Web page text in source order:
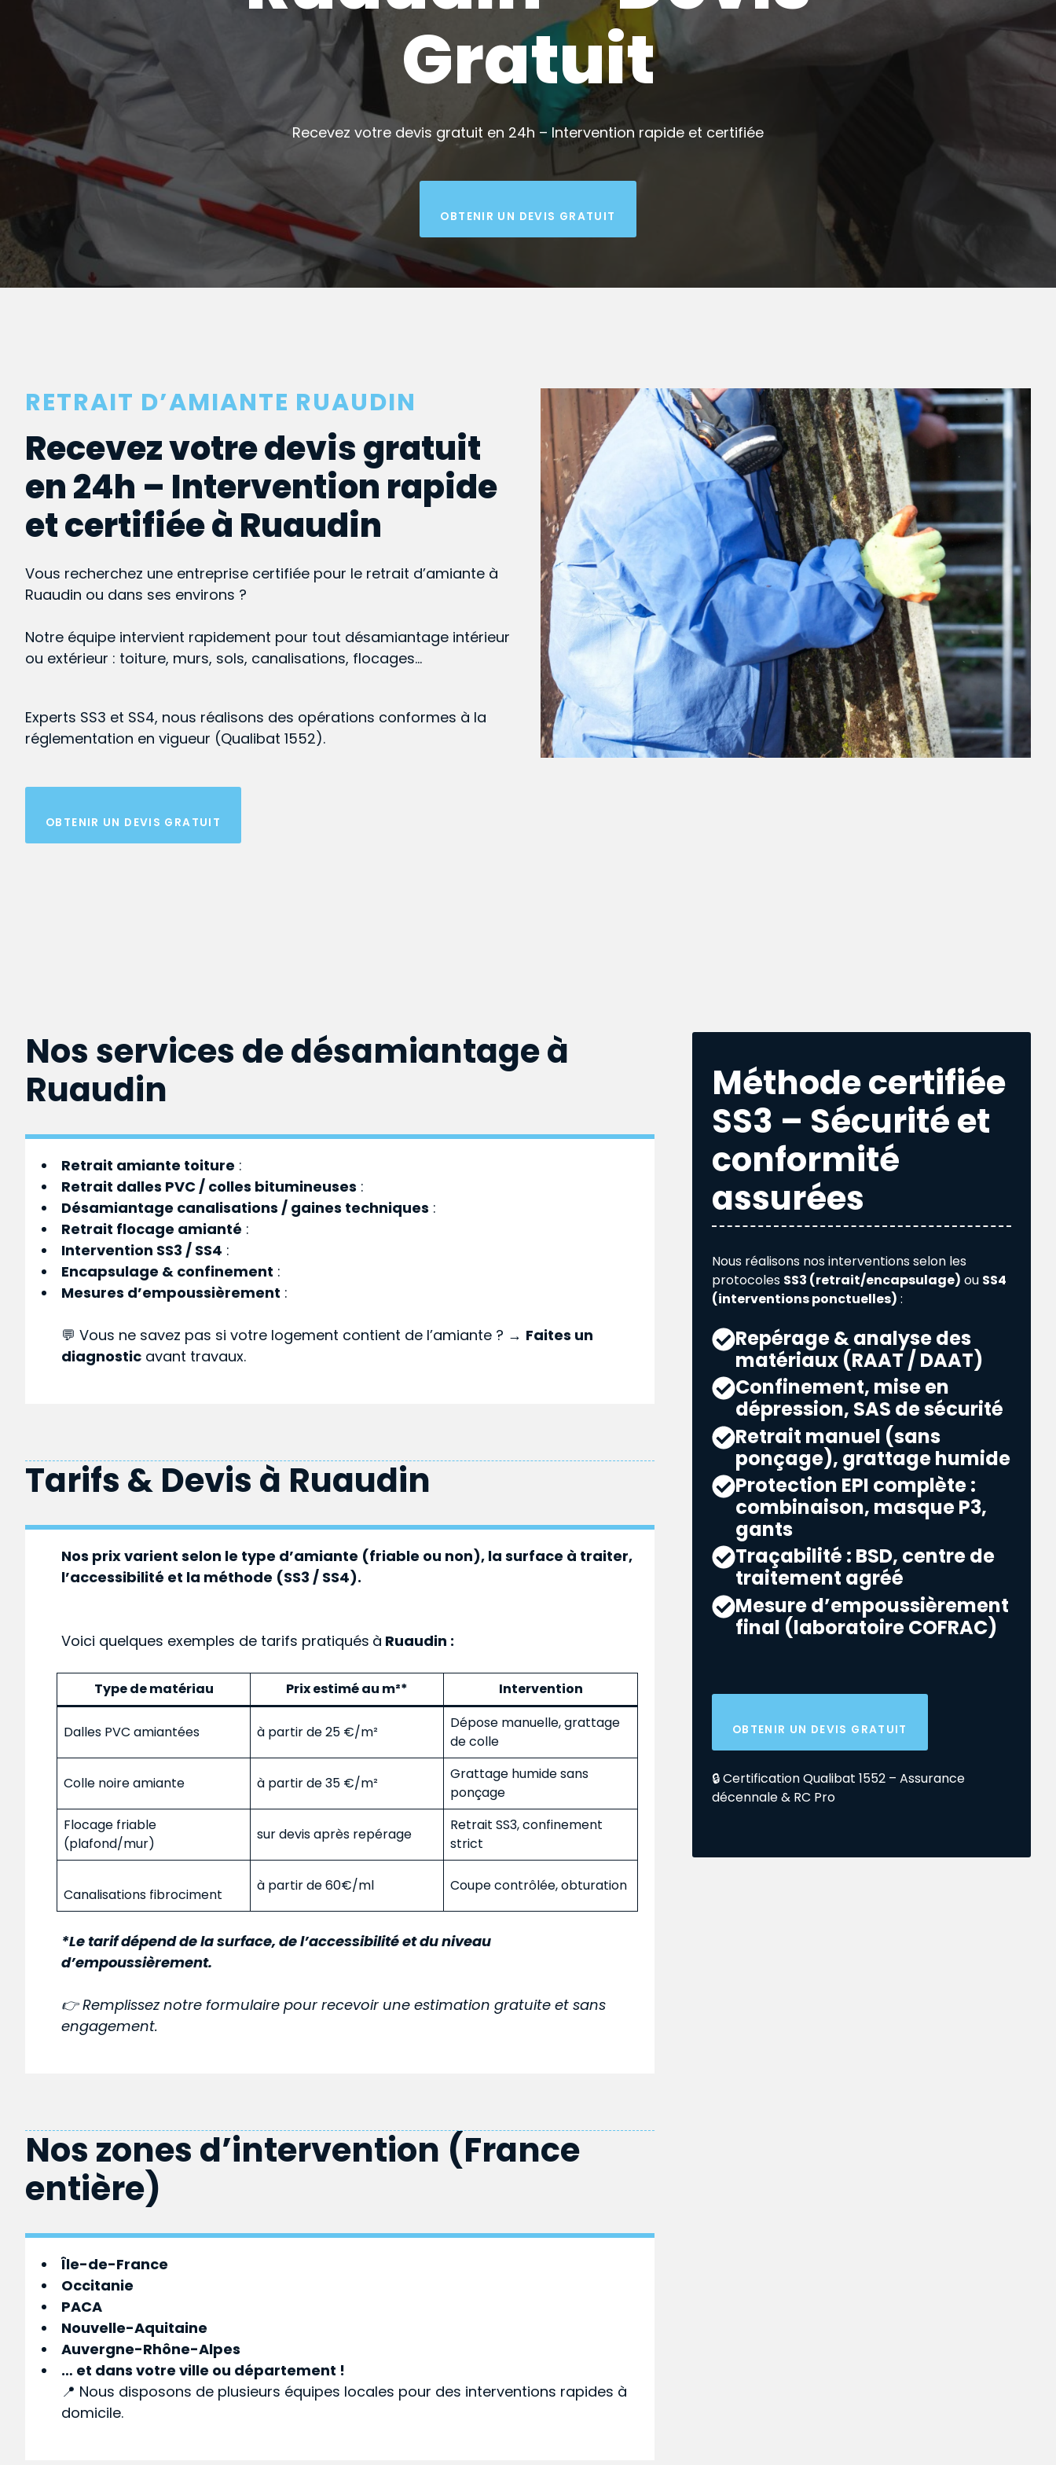
Gratuit
Recevez votre devis gratuit en 24h – Intervention rapide et certifiée
OBTENIR UN DEVIS GRATUIT
RETRAIT D’AMIANTE RUAUDIN
Recevez votre devis gratuit
en 24h – Intervention rapide
et certifiée à Ruaudin
Vous recherchez une entreprise certifiée pour le retrait d’amiante à
Ruaudin ou dans ses environs ?
Notre équipe intervient rapidement pour tout désamiantage intérieur
ou extérieur : toiture, murs, sols, canalisations, flocages…
Experts SS3 et SS4, nous réalisons des opérations conformes à la
réglementation en vigueur (Qualibat 1552).
OBTENIR UN DEVIS GRATUIT
Nos services de désamiantage à
Ruaudin
Retrait amiante toiture :
Retrait dalles PVC / colles bitumineuses :
Désamiantage canalisations / gaines techniques :
Retrait flocage amianté :
Intervention SS3 / SS4 :
Encapsulage & confinement :
Mesures d’empoussièrement :
💬 Vous ne savez pas si votre logement contient de l’amiante ? → Faites un
diagnostic avant travaux.
Tarifs & Devis à Ruaudin
Nos prix varient selon le type d’amiante (friable ou non), la surface à traiter,
l’accessibilité et la méthode (SS3 / SS4).
Voici quelques exemples de tarifs pratiqués à Ruaudin :
Type de matériau Prix estimé au m²* Intervention
Dalles PVC amiantées à partir de 25 €/m²
Dépose manuelle, grattage
de colle
Colle noire amiante à partir de 35 €/m²
Grattage humide sans
ponçage
Flocage friable
(plafond/mur)
sur devis après repérage
Retrait SS3, confinement
strict
Canalisations fibrociment
à partir de 60€/ml Coupe contrôlée, obturation
*Le tarif dépend de la surface, de l’accessibilité et du niveau
d’empoussièrement.
👉 Remplissez notre formulaire pour recevoir une estimation gratuite et sans
engagement.
Nos zones d’intervention (France
entière)
Île-de-France
Occitanie
PACA
Nouvelle-Aquitaine
Auvergne-Rhône-Alpes
… et dans votreville ou département !
📍 Nous disposons de plusieurs équipes locales pour des interventions rapides à
domicile.
Méthode certifiée
SS3 – Sécurité et
conformité
assurées
Nous réalisons nos interventions selon les
protocoles SS3 (retrait/encapsulage) ou SS4
(interventions ponctuelles) :
Repérage & analyse des
matériaux (RAAT / DAAT)
Confinement, mise en
dépression, SAS de sécurité
Retrait manuel (sans
ponçage), grattage humide
Protection EPI complète :
combinaison, masque P3,
gants
Traçabilité : BSD, centre de
traitement agréé
Mesure d’empoussièrement
final (laboratoire COFRAC)
OBTENIR UN DEVIS GRATUIT
🔒 Certification Qualibat 1552 – Assurance
décennale & RC Pro